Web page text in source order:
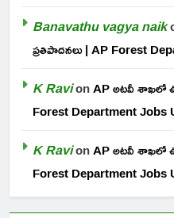
Banavathu vagya naik
ప్రతిపాదనలు | AP Forest
K RavionAP అటవీ శాఖలో
Forest Department Jobs
K RavionAP అటవీ శాఖలో
Forest Department Jobs